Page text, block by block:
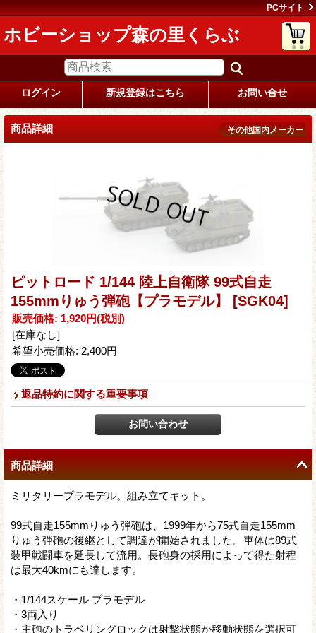
PCサイト
ホビーショップ森の里くらぶ
ログイン 新規登録はこちら お問い合せ
商品詳細 その他国内メーカー
ピットロード 1/144 陸上自衛隊 99式自走
155mmりゅう弾砲【プラモデル】
[SGK04]
販売価格: 1,920円(税別)
[在庫なし]
希望小売価格: 2,400円
返品特約に関する重要事項
商品詳細
ミリタリープラモデル。組み立てキット。
99式自走155mmりゅう弾砲は、1999年から75式自走155mm
りゅう弾砲の後継として調達が開始されました。車体は89式
装甲戦闘車を延長して流用。長砲身の採用によって得た射程
は最大40kmにも達します。
・1/144スケール プラモデル
・3両入り
・主砲のトラベリングロックは射撃状態か移動状態を選択可